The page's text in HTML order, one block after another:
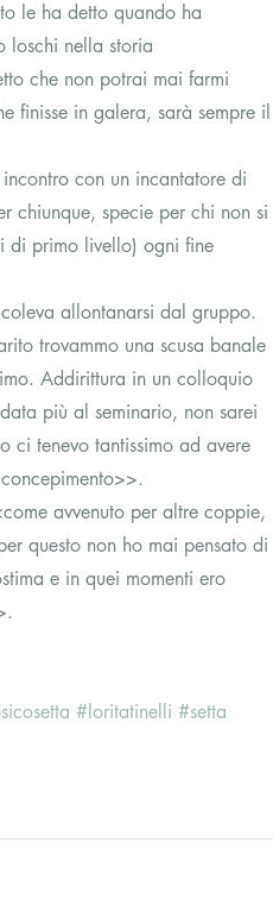
le ha detto quando ha
loschi nella storia
che non potrai mai farmi
finisse in galera, sarà sempre il
con un incantatore di
chiunque, specie per chi non si
di primo livello) ogni fine
allontanarsi dal gruppo.
trovammo una scusa banale
Addirittura in un colloquio
più al seminario, non sarei
ci tenevo tantissimo ad avere
avvenuto per altre coppie,
questo non ho mai pensato di
e in quei momenti ero
#loritatinelli #setta